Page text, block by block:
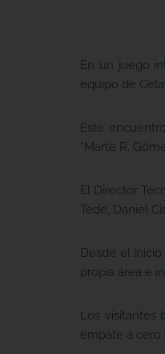
En un juego
equipo de
Este
“Marte R.
El Director
Tede, Daniel
Desde el
propia área e
Los visitantes
empate a cero